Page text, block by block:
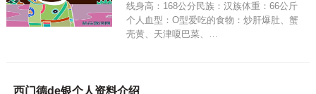
线身高：168公分民族：汉族体重：66公斤
个人血型：O型爱吃的食物：炒肝爆肚、蟹
壳黄、天津嗄巴菜、…
西门德de银个人资料介绍